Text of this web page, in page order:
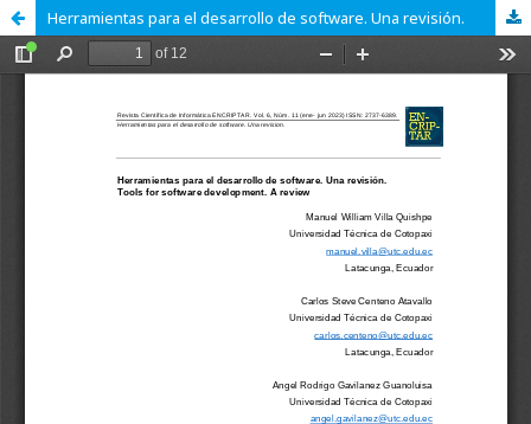
Herramientas para el desarrollo de software. Una revisión.